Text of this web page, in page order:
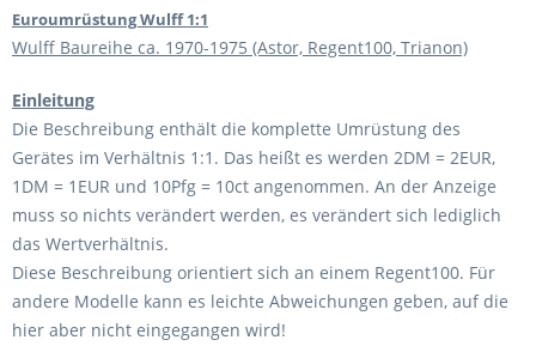
Euroumrüstung Wulff 1:1
Wulff Baureihe ca. 1970-1975 (Astor, Regent100, Trianon)
Einleitung
Die Beschreibung enthält die komplette Umrüstung des
Gerätes im Verhältnis 1:1. Das heißt es werden 2DM = 2EUR,
1DM = 1EUR und 10Pfg = 10ct angenommen. An der Anzeige
muss so nichts verändert werden, es verändert sich lediglich
das Wertverhältnis.
Diese Beschreibung orientiert sich an einem Regent100. Für
andere Modelle kann es leichte Abweichungen geben, auf die
hier aber nicht eingegangen wird!